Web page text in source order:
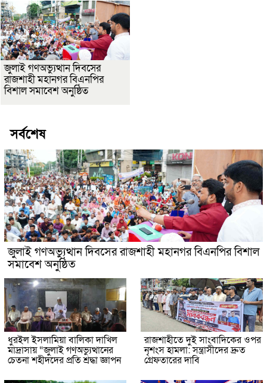
জুলাই গণঅভ্যুত্থান দিবসের
রাজশাহী মহানগর বিএনপির
বিশাল সমাবেশ অনুষ্ঠিত
সর্বশেষ
জুলাই গণঅভ্যুত্থান দিবসের রাজশাহী মহানগর বিএনপির বিশাল
সমাবেশ অনুষ্ঠিত
ধুরইল ইসলামিয়া বালিকা দাখিল
মাদ্রাসায় “জুলাই গণঅভ্যুত্থানের
চেতনা শহীদদের প্রতি শ্রদ্ধা জ্ঞাপন
রাজশাহীতে দুই সাংবাদিকের ওপর
নৃশংস হামলা: সন্ত্রাসীদের দ্রুত
গ্রেফতারের দাবি